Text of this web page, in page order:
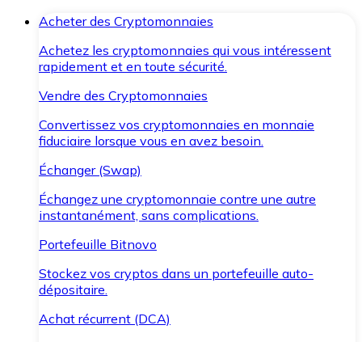
Acheter des Cryptomonnaies
Achetez les cryptomonnaies qui vous intéressent
rapidement et en toute sécurité.
Vendre des Cryptomonnaies
Convertissez vos cryptomonnaies en monnaie
fiduciaire lorsque vous en avez besoin.
Échanger (Swap)
Échangez une cryptomonnaie contre une autre
instantanément, sans complications.
Portefeuille Bitnovo
Stockez vos cryptos dans un portefeuille auto-
dépositaire.
Achat récurrent (DCA)